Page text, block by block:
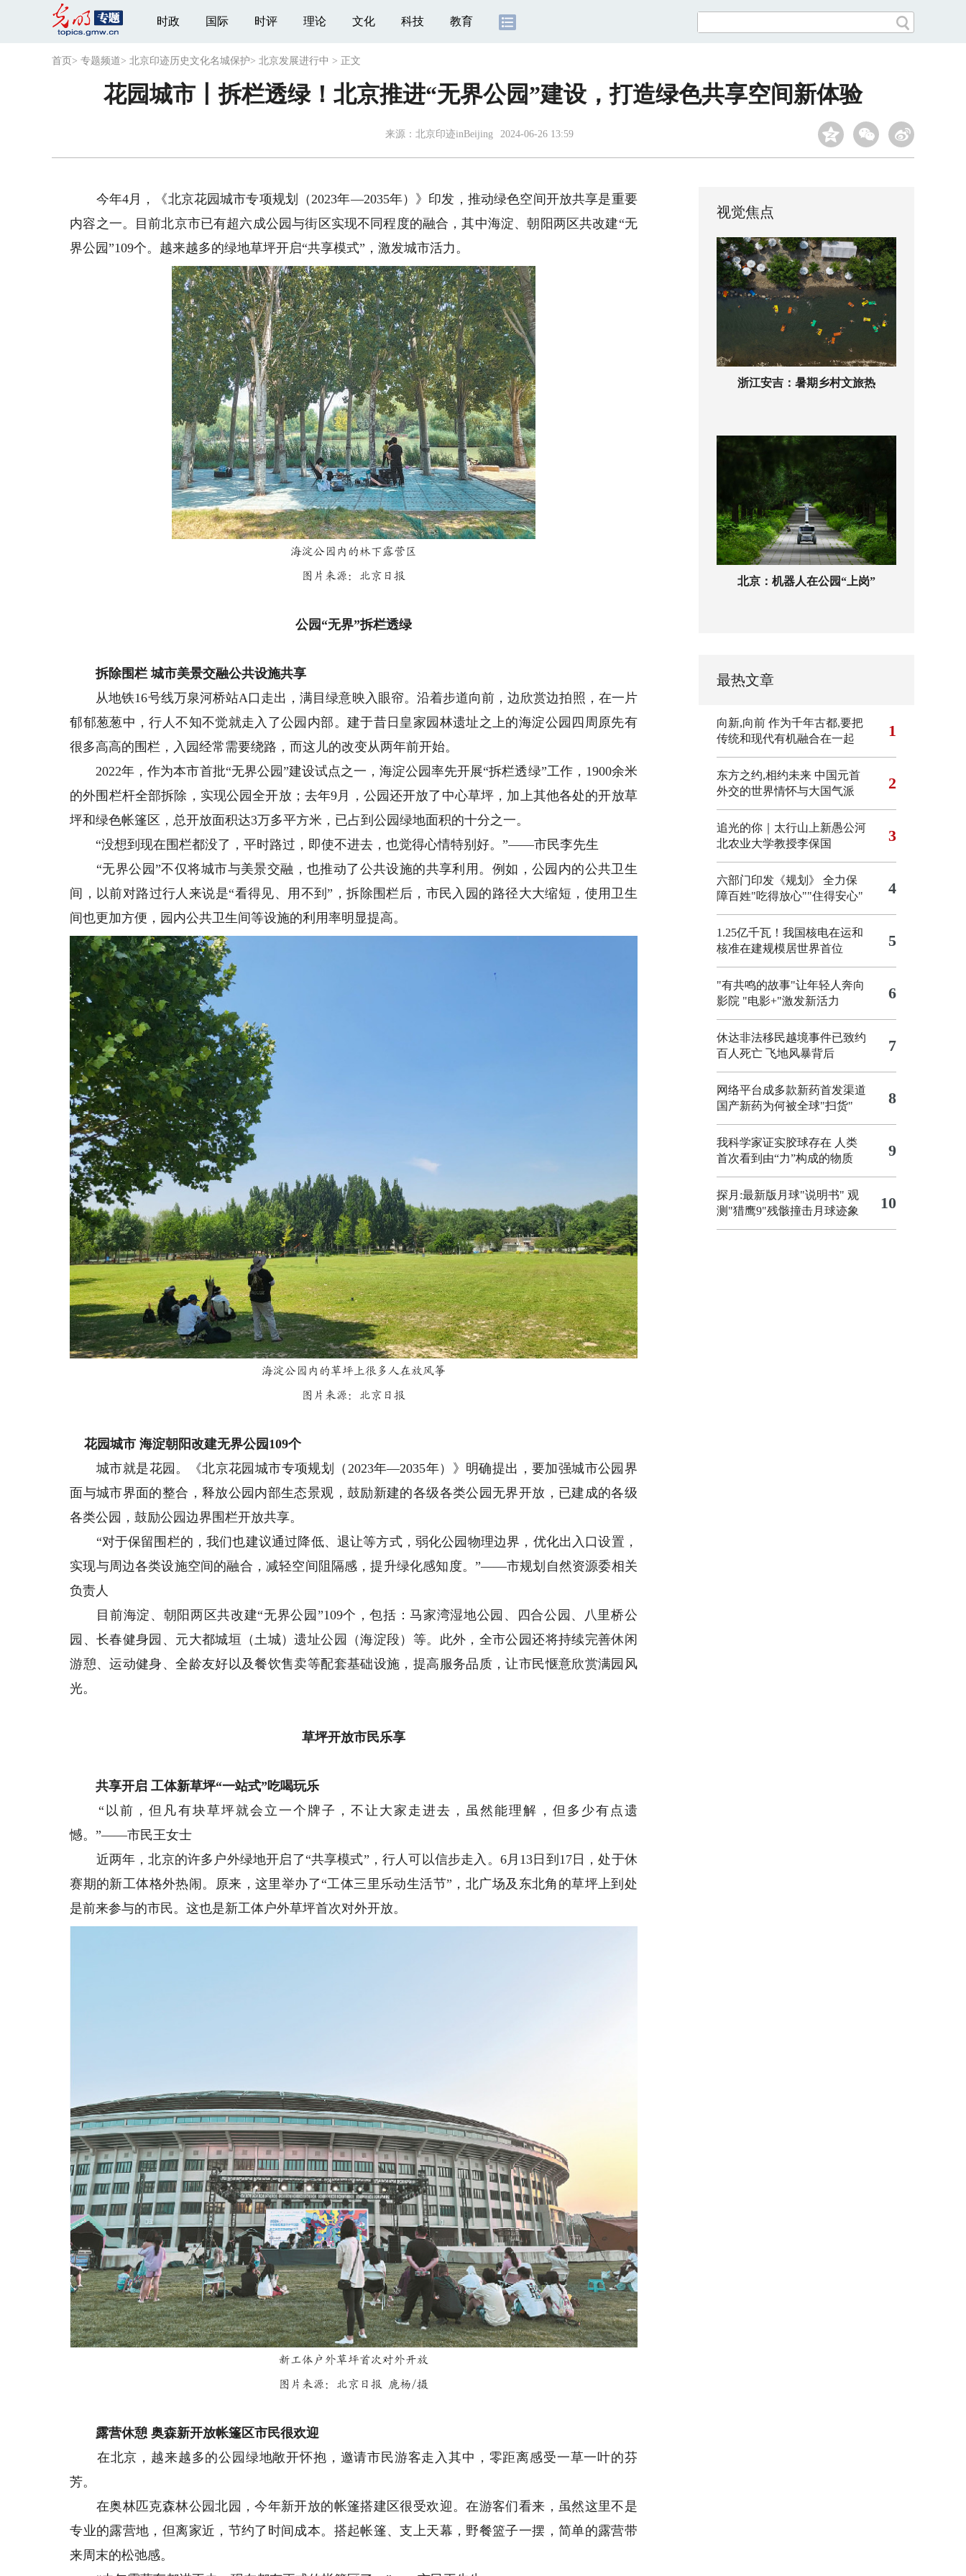
时政 国际 时评 理论 文化 科技 教育
首页 > 专题频道> 北京印迹历史文化名城保护> 北京发展进行中 > 正文
花园城市丨拆栏透绿！北京推进“无界公园”建设，打造绿色共享空间新体验
来源：北京印迹inBeijing 2024-06-26 13:59
今年4月，《北京花园城市专项规划（2023年—2035年）》印发，推动绿色空间开放共享是重要
内容之一。目前北京市已有超六成公园与街区实现不同程度的融合，其中海淀、朝阳两区共改建“无
界公园”109个。越来越多的绿地草坪开启“共享模式”，激发城市活力。
海淀公园内的林下露营区
图片来源：北京日报
公园“无界”拆栏透绿
拆除围栏 城市美景交融公共设施共享
从地铁16号线万泉河桥站A口走出，满目绿意映入眼帘。沿着步道向前，边欣赏边拍照，在一片
郁郁葱葱中，行人不知不觉就走入了公园内部。建于昔日皇家园林遗址之上的海淀公园四周原先有
很多高高的围栏，入园经常需要绕路，而这儿的改变从两年前开始。
2022年，作为本市首批“无界公园”建设试点之一，海淀公园率先开展“拆栏透绿”工作，1900余米
的外围栏杆全部拆除，实现公园全开放；去年9月，公园还开放了中心草坪，加上其他各处的开放草
坪和绿色帐篷区，总开放面积达3万多平方米，已占到公园绿地面积的十分之一。
“没想到现在围栏都没了，平时路过，即使不进去，也觉得心情特别好。”——市民李先生
“无界公园”不仅将城市与美景交融，也推动了公共设施的共享利用。例如，公园内的公共卫生
间，以前对路过行人来说是“看得见、用不到”，拆除围栏后，市民入园的路径大大缩短，使用卫生
间也更加方便，园内公共卫生间等设施的利用率明显提高。
海淀公园内的草坪上很多人在放风筝
图片来源：北京日报
花园城市 海淀朝阳改建无界公园109个
城市就是花园。《北京花园城市专项规划（2023年—2035年）》明确提出，要加强城市公园界
面与城市界面的整合，释放公园内部生态景观，鼓励新建的各级各类公园无界开放，已建成的各级
各类公园，鼓励公园边界围栏开放共享。
“对于保留围栏的，我们也建议通过降低、退让等方式，弱化公园物理边界，优化出入口设置，
实现与周边各类设施空间的融合，减轻空间阻隔感，提升绿化感知度。”——市规划自然资源委相关
负责人
目前海淀、朝阳两区共改建“无界公园”109个，包括：马家湾湿地公园、四合公园、八里桥公
园、长春健身园、元大都城垣（土城）遗址公园（海淀段）等。此外，全市公园还将持续完善休闲
游憩、运动健身、全龄友好以及餐饮售卖等配套基础设施，提高服务品质，让市民惬意欣赏满园风
光。
草坪开放市民乐享
共享开启 工体新草坪“一站式”吃喝玩乐
“以前，但凡有块草坪就会立一个牌子，不让大家走进去，虽然能理解，但多少有点遗
憾。”——市民王女士
近两年，北京的许多户外绿地开启了“共享模式”，行人可以信步走入。6月13日到17日，处于休
赛期的新工体格外热闹。原来，这里举办了“工体三里乐动生活节”，北广场及东北角的草坪上到处
是前来参与的市民。这也是新工体户外草坪首次对外开放。
新工体户外草坪首次对外开放
图片来源：北京日报 鹿杨/摄
露营休憩 奥森新开放帐篷区市民很欢迎
在北京，越来越多的公园绿地敞开怀抱，邀请市民游客走入其中，零距离感受一草一叶的芬
芳。
在奥林匹克森林公园北园，今年新开放的帐篷搭建区很受欢迎。在游客们看来，虽然这里不是
专业的露营地，但离家近，节约了时间成本。搭起帐篷、支上天幕，野餐篮子一摆，简单的露营带
来周末的松弛感。
视觉焦点
浙江安吉：暑期乡村文旅热
北京：机器人在公园“上岗”
最热文章
向新,向前 作为千年古都,要把
传统和现代有机融合在一起
1
东方之约,相约未来 中国元首
外交的世界情怀与大国气派
2
追光的你｜太行山上新愚公河
北农业大学教授李保国
3
六部门印发《规划》 全力保
障百姓"吃得放心""住得安心"
4
1.25亿千瓦！我国核电在运和
核准在建规模居世界首位
5
"有共鸣的故事"让年轻人奔向
影院 "电影+"激发新活力 6
休达非法移民越境事件已致约
百人死亡 飞地风暴背后 7
网络平台成多款新药首发渠道
国产新药为何被全球"扫货"
8
我科学家证实胶球存在 人类
首次看到由“力”构成的物质
9
探月:最新版月球"说明书" 观
测"猎鹰9"残骸撞击月球迹象
10